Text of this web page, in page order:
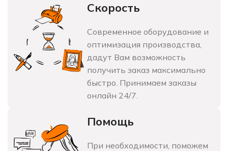
Скорость
Современное оборудование и
оптимизация производства,
дадут Вам возможность
получить заказ максимально
быстро. Принимаем заказы
онлайн 24/7.
Помощь
При необходимости, поможем